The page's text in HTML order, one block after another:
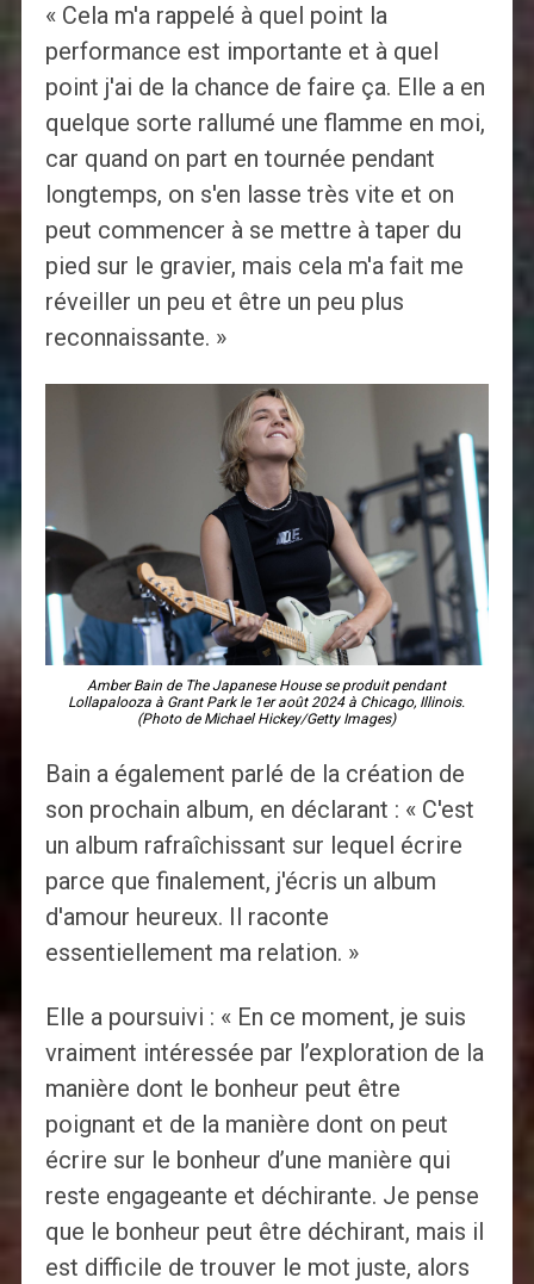
« Cela m'a rappelé à quel point la
performance est importante et à quel
point j'ai de la chance de faire ça. Elle a en
quelque sorte rallumé une flamme en moi,
car quand on part en tournée pendant
longtemps, on s'en lasse très vite et on
peut commencer à se mettre à taper du
pied sur le gravier, mais cela m'a fait me
réveiller un peu et être un peu plus
reconnaissante. »
Amber Bain de The Japanese House se produit pendant
Lollapalooza à Grant Park le 1er août 2024 à Chicago, Illinois.
(Photo de Michael Hickey/Getty Images)
Bain a également parlé de la création de
son prochain album, en déclarant : « C'est
un album rafraîchissant sur lequel écrire
parce que finalement, j'écris un album
d'amour heureux. Il raconte
essentiellement ma relation. »
Elle a poursuivi : « En ce moment, je suis
vraiment intéressée par l’exploration de la
manière dont le bonheur peut être
poignant et de la manière dont on peut
écrire sur le bonheur d’une manière qui
reste engageante et déchirante. Je pense
que le bonheur peut être déchirant, mais il
est difficile de trouver le mot juste, alors